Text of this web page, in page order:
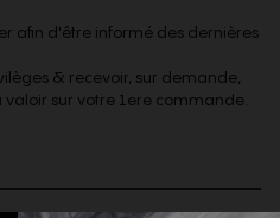
afin d'être informé des dernières
& recevoir, sur demande,
sur votre 1ere commande.